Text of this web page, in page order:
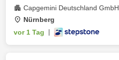
Capgemini Deutschland GmbH
Nürnberg
vor 1 Tag